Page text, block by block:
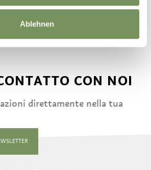
Ablehnen
CON NOI
direttamente nella tua